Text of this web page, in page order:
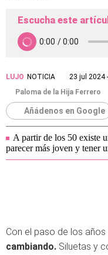
Escucha este
LUJO NOTICIA
23 jul 2024
Paloma de la Hija Ferrero
Añádenos en Google
A partir de los 50 existe
parecer más joven y tener
Con el paso de los años
cambiando. Siluetas y